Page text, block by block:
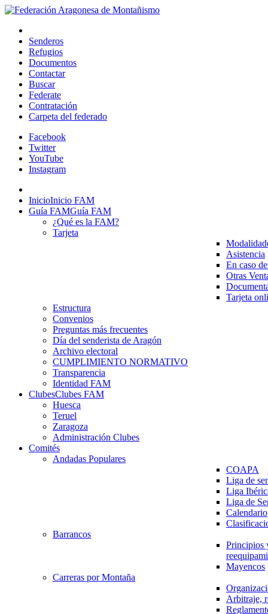
Senderos
Refugios
Documentos
Contactar
Buscar
Federate
Contratación
Carpeta del federado
Facebook
Twitter
YouTube
Instagram
InicioInicio FAM
Guía FAMGuía FAM
¿Qué es la FAM?
Tarjeta
Asistencia
En caso
Otras
Tarjeta
Estructura
Convenios
Preguntas más frecuentes
Día del senderista de Aragón
Archivo electoral
CUMPLIMIENTO NORMATIVO
Transparencia
Identidad FAM
ClubesClubes FAM
Huesca
Teruel
Zaragoza
Administración Clubes
Comités
Andadas Populares
COAPA
Liga de
Liga
Liga de
Calendario
Barrancos
Principios
Mayencos
Carreras por Montaña
Arbitraje,